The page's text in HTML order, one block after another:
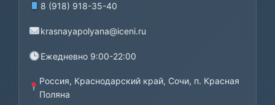
8 (918) 918-35-40
krasnayapolyana@iceni.ru
Ежедневно 9:00-22:00
Россия, Краснодарский край, Сочи, п. Красная
Поляна